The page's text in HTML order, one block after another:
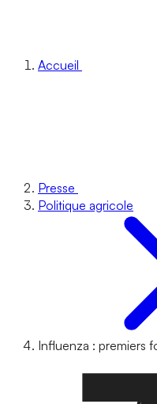
Accueil
Presse
Politique agricole
Influenza : premiers